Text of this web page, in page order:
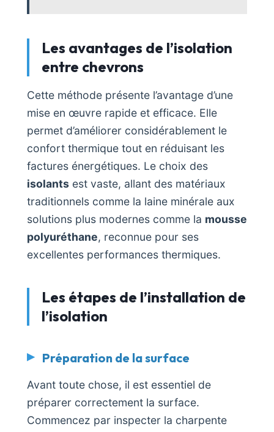
Les avantages de l’isolation
entre chevrons
Cette méthode présente l’avantage d’une
mise en œuvre rapide et efficace. Elle
permet d’améliorer considérablement le
confort thermique tout en réduisant les
factures énergétiques. Le choix des
isolants est vaste, allant des matériaux
traditionnels comme la laine minérale aux
solutions plus modernes comme la mousse
polyuréthane, reconnue pour ses
excellentes performances thermiques.
Les étapes de l’installation de
l’isolation
Préparation de la surface
Avant toute chose, il est essentiel de
préparer correctement la surface.
Commencez par inspecter la charpente